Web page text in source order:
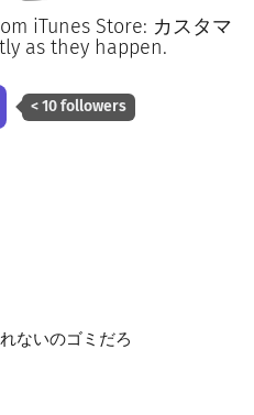
iTunes Store: カスタマ
as they happen.
< 10 followers
ないのゴミだろ